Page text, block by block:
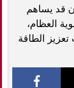
قد يساهم
العظام،
الطاقة